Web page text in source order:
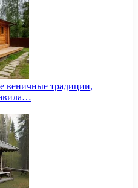
веничные традиции,